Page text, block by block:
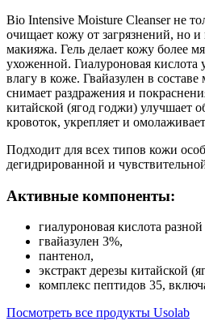
Bio Intensive Moisture Cleanser не
очищает кожу от загрязнений, но
макияжа. Гель делает кожу более
ухоженной. Гиалуроновая кислота
влагу в коже. Гвайазулен в составе
снимает раздражения и
китайской (ягод годжи) улучшает
кровоток, укрепляет и
Подходит для всех типов кожи
дегидрированной и
Активные компоненты:
гиалуроновая кислота
гвайазулен 3%,
пантенол,
экстракт дерезы китайской
комплекс пептидов 35,
Посмотреть все продукты Usolab